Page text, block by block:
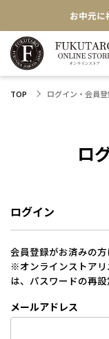
お中元に
★めん
【色々な味を
TOP ログイン・会員
ロ
ログイン
会員登録がお済みの方
※オンラインストア
は、パスワードの再設
メールアドレス